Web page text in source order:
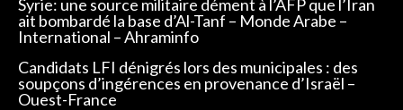
Syrie: une source militaire dément à l’AFP que l’Iran
ait bombardé la base d’Al-Tanf – Monde Arabe –
International – Ahraminfo
Candidats LFI dénigrés lors des municipales : des
soupçons d’ingérences en provenance d’Israël –
Ouest-France